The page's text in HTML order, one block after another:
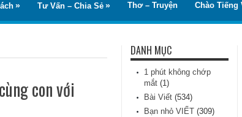
Tư Vấn – Chia Sẻ Thơ – Truyện Chào Tiếng
con với
DANH MỤC
1 phút không chớp
mắt (1)
Bài Viết (534)
Bạn nhỏ VIẾT (309)